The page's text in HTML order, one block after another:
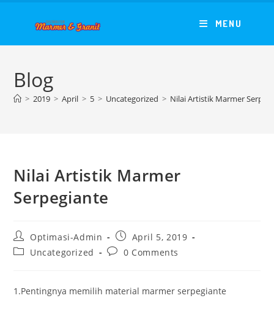
MENU
Blog
> 2019 > April > 5 > Uncategorized > Nilai Artistik Marmer
Nilai Artistik Marmer
Serpegiante
Post
author:
Optimasi-Admin
Post
published:
April 5, 2019
PostUncategorized
Post0 Comments
1.Pentingnya memilih material marmer serpegiante